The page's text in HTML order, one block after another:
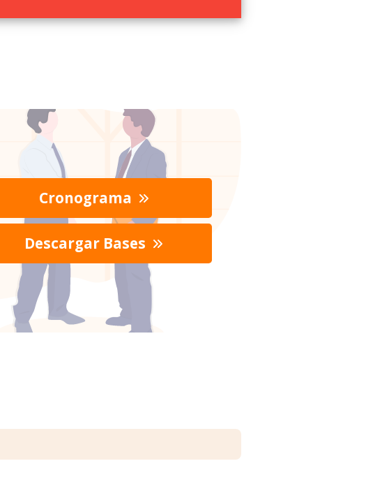
Cronograma
Descargar Bases